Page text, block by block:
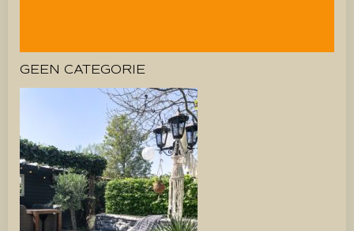
GEEN CATEGORIE